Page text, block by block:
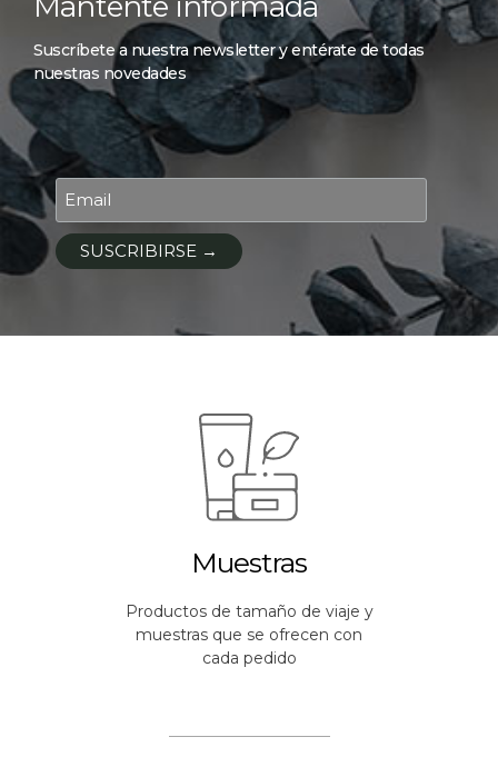
Suscríbete a nuestra newsletter y entérate de todas
nuestras novedades
Muestras
Productos de tamaño de viaje y
muestras que se ofrecen con
cada pedido